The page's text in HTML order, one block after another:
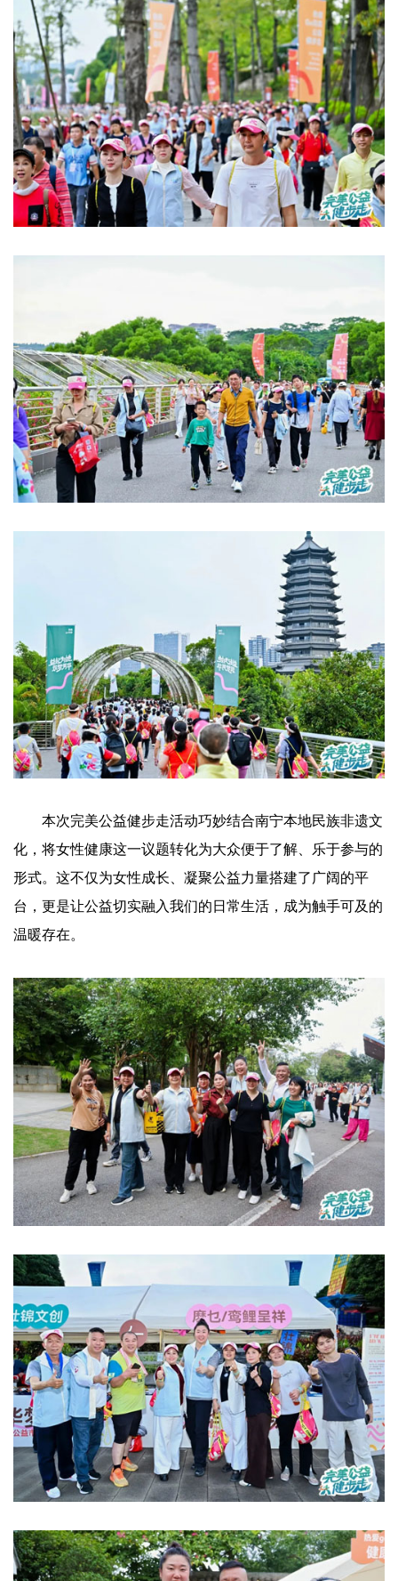
本次完美公益健步走活动巧妙结合南宁本地民族非遗文
化，将女性健康这一议题转化为大众便于了解、乐于参与的
形式。这不仅为女性成长、凝聚公益力量搭建了广阔的平
台，更是让公益切实融入我们的日常生活，成为触手可及的
温暖存在。